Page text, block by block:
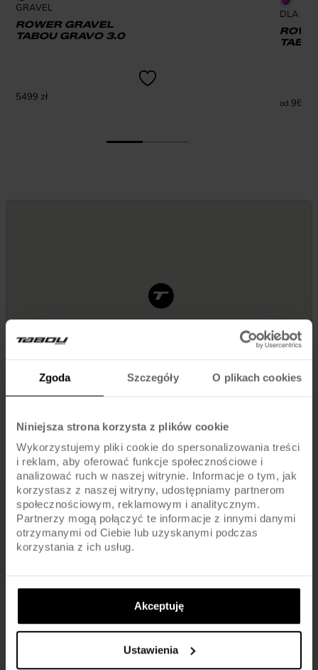
Zgoda Szczegóły O plikach cookies
Niniejsza strona korzysta z plików cookie
Wykorzystujemy pliki cookie do spersonalizowania treści
i reklam, aby oferować funkcje społecznościowe i
analizować ruch w naszej witrynie. Informacje o tym, jak
korzystasz z naszej witryny, udostępniamy partnerom
społecznościowym, reklamowym i analitycznym.
Partnerzy mogą połączyć te informacje z innymi danymi
otrzymanymi od Ciebie lub uzyskanymi podczas
korzystania z ich usług.
Akceptuję
Ustawienia
GRAVEL
ROWER GRAVEL
TABOU GRAVO 3.0
5499 zł
DLA
od 969
FIRMA
O nas
Kontakt
Archiwum rowerów
Oświadczenie o dostępności